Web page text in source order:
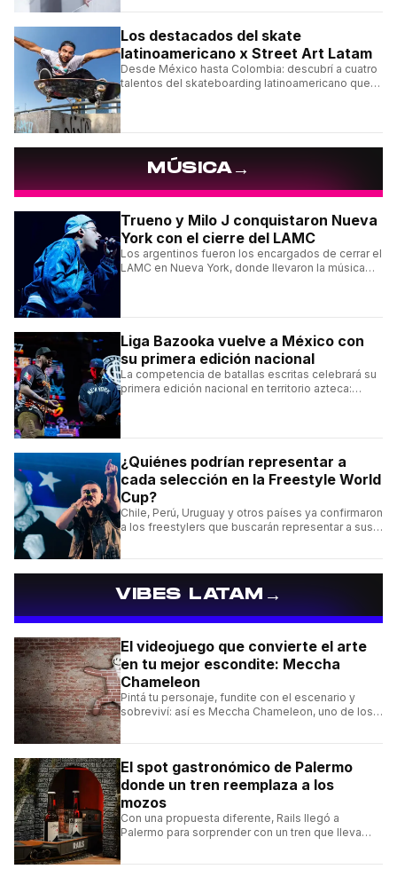
Los destacados del skate
latinoamericano x Street Art Latam
Desde México hasta Colombia: descubrí a cuatro
talentos del skateboarding latinoamericano que
MÚSICA→
Trueno y Milo J conquistaron Nueva
York con el cierre del LAMC
Los argentinos fueron los encargados de cerrar el
LAMC en Nueva York, donde llevaron la música
Liga Bazooka vuelve a México con
su primera edición nacional
La competencia de batallas escritas celebrará su
primera edición nacional en territorio azteca:
¿Quiénes podrían representar a
cada selección en la Freestyle World
Cup?
Chile, Perú, Uruguay y otros países ya confirmaron
a los freestylers que buscarán representar a sus
VIBES LATAM →
El videojuego que convierte el arte
en tu mejor escondite: Meccha
Chameleon
Pintá tu personaje, fundite con el escenario y
sobreviví: así es Meccha Chameleon, uno de los
El spot gastronómico de Palermo
donde un tren reemplaza a los
mozos
Con una propuesta diferente, Rails llegó a
Palermo para sorprender con un tren que lleva